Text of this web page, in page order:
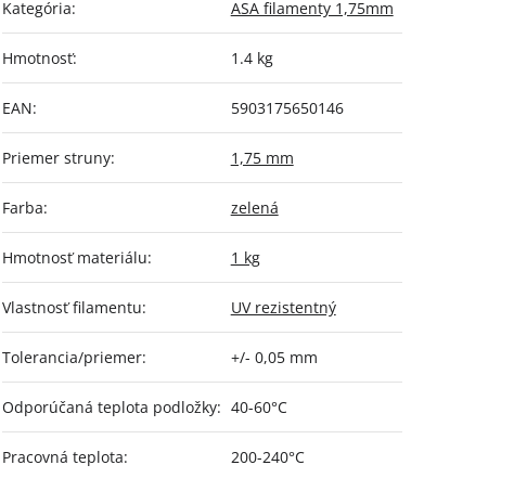
Kategória: ASA filamenty 1,75mm
Hmotnosť: 1.4 kg
EAN: 5903175650146
Priemer struny: 1,75 mm
Farba: zelená
Hmotnosť materiálu: 1 kg
Vlastnosť filamentu: UV rezistentný
Tolerancia/priemer: +/- 0,05 mm
Odporúčaná teplota podložky: 40-60°C
Pracovná teplota: 200-240°C